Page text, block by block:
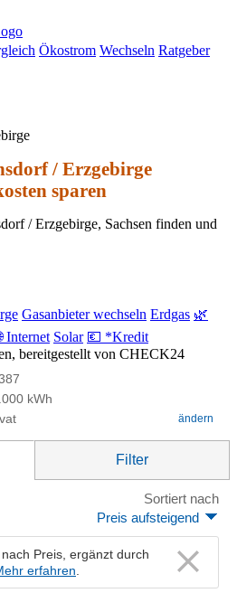
Ökostrom Wechseln Ratgeber
/ Erzgebirge
sparen
/ Erzgebirge, Sachsen finden und
Gasanbieter wechseln Erdgas 🌿
Internet Solar 💶 *Kredit
bereitgestellt von CHECK24